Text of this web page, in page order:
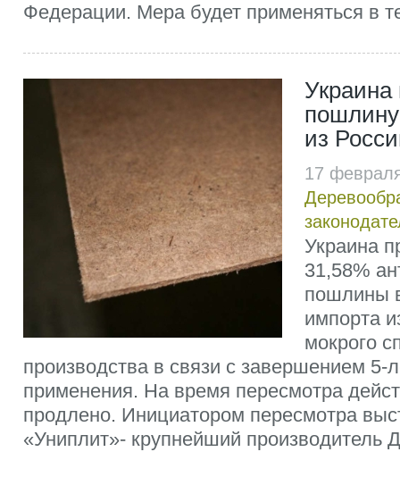
Федерации. Мера будет применяться в
Украина
из
17
Украина
31,58%
пошлины
импорта
мокрого
производства в связи с завершением 5-
применения. На время пересмотра
продлено. Инициатором пересмотра
«Униплит»- крупнейший производитель